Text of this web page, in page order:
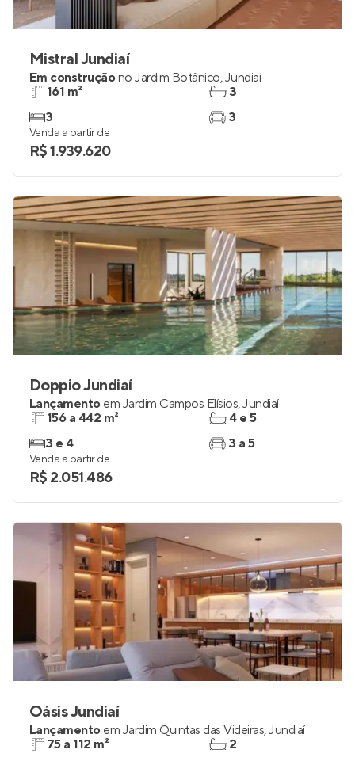
Mistral Jundiaí
Em construçãono Jardim Botânico,Jundiaí
161 m²
3
3
3
Venda a partir de
R$ 1.939.620
Doppio Jundiaí
Lançamento em Jardim Campos Elísios,Jundiaí
156 a 442 m²
3 e 4
4 e 5
3 a 5
Venda a partir de
R$ 2.051.486
Oásis Jundiaí
Lançamento em Jardim Quintas das Videiras,Jundiaí
75 a 112 m²
2